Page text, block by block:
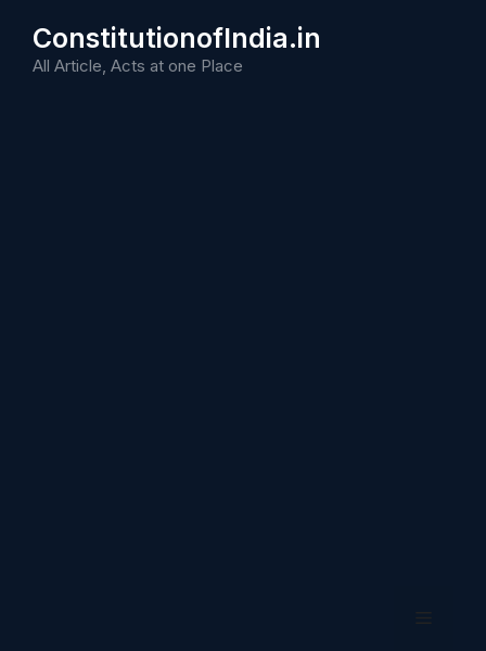
content
ConstitutionofIndia.in
All Article, Acts at one Place